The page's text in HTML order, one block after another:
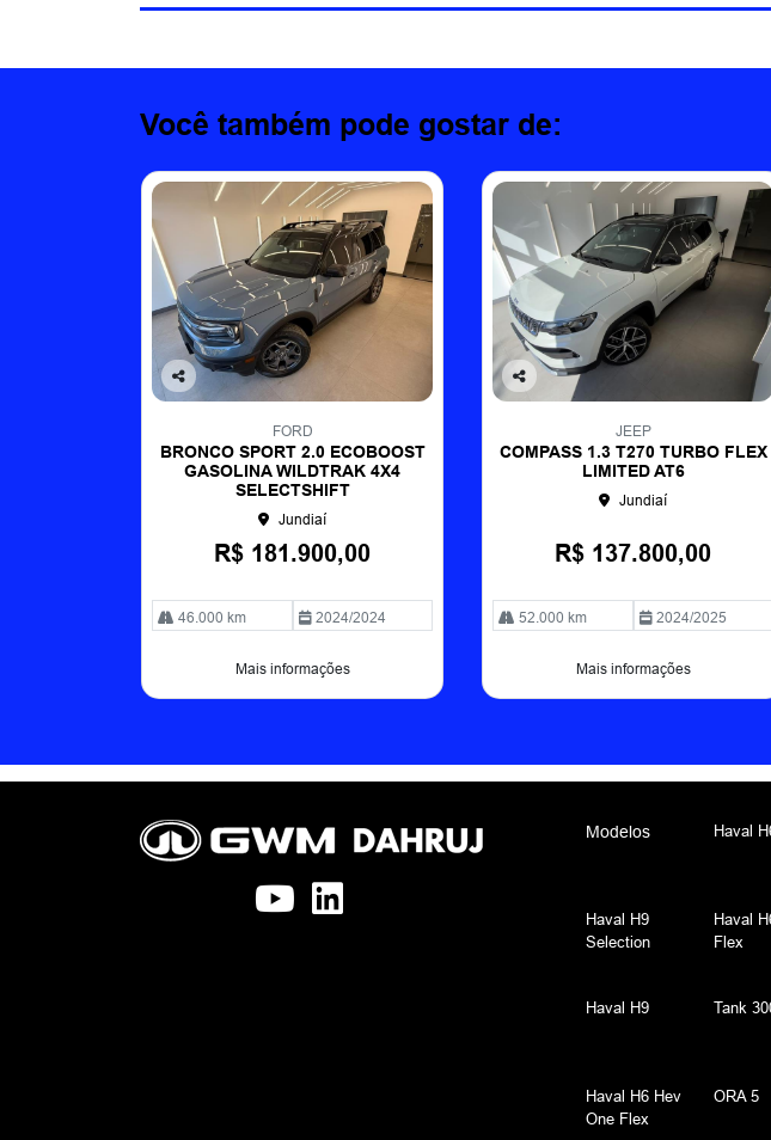
Você também pode gostar de:
Co
lhe
FORD
BRONCO SPORT 2.0 ECOBOOST
GASOLINA WILDTRAK 4X4
SELECTSHIFT
Jundiaí
R$ 181.900,00
46.000 km 2024/2024
Mais informações
Co
lhe
JEEP
COMPASS 1.3 T270 TURBO FLEX
LIMITED AT6
Jundiaí
R$ 137.800,00
52.000 km 2024/2025
Mais informações
Modelos
Haval H9
Selection
Haval H9
Haval H6 Hev
One Flex
Haval
Haval
Flex
Tank
ORA 5